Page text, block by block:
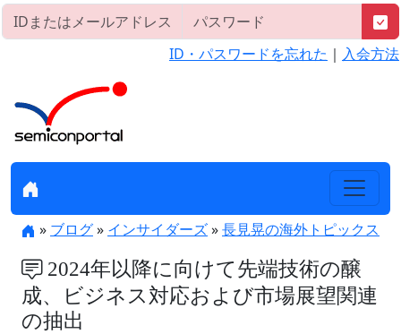
ID・パスワードを忘れた ｜ 入会方法
» ブログ» インサイダーズ»長見晃の海外トピックス
2024年以降に向けて先端技術の醸
成、ビジネス対応および市場展望関連
の抽出